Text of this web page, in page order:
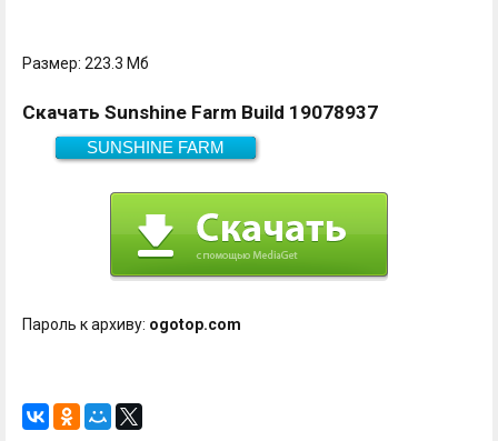
Размер: 223.3 Мб
Скачать Sunshine Farm Build 19078937
SUNSHINE FARM
223.3 Мб
Скачать
Пароль к архиву: ogotop.com